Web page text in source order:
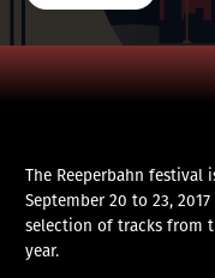
The Reeperbahn
September 20 to 23,
selection of tracks from
year.